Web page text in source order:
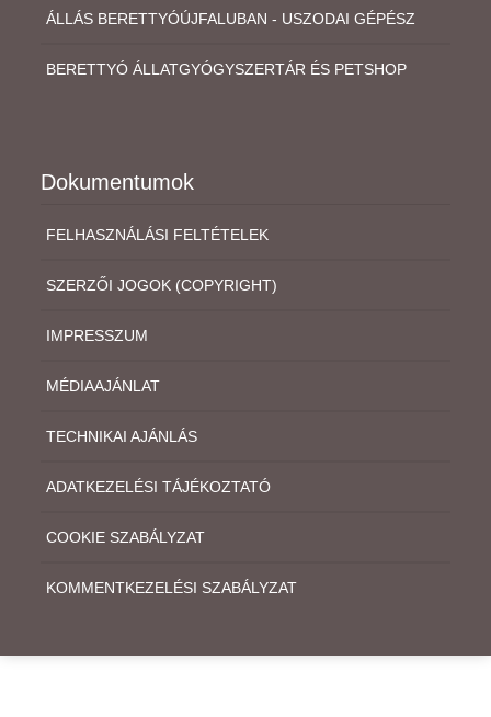
ÁLLÁS BERETTYÓÚJFALUBAN - USZODAI GÉPÉSZ
BERETTYÓ ÁLLATGYÓGYSZERTÁR ÉS PETSHOP
Dokumentumok
FELHASZNÁLÁSI FELTÉTELEK
SZERZŐI JOGOK (COPYRIGHT)
IMPRESSZUM
MÉDIAAJÁNLAT
TECHNIKAI AJÁNLÁS
ADATKEZELÉSI TÁJÉKOZTATÓ
COOKIE SZABÁLYZAT
KOMMENTKEZELÉSI SZABÁLYZAT